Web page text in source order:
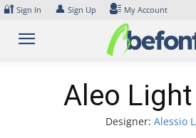
Skip
content
🔐 Sign In 👤 Sign Up My Account
Aleo
Designer: Alessio